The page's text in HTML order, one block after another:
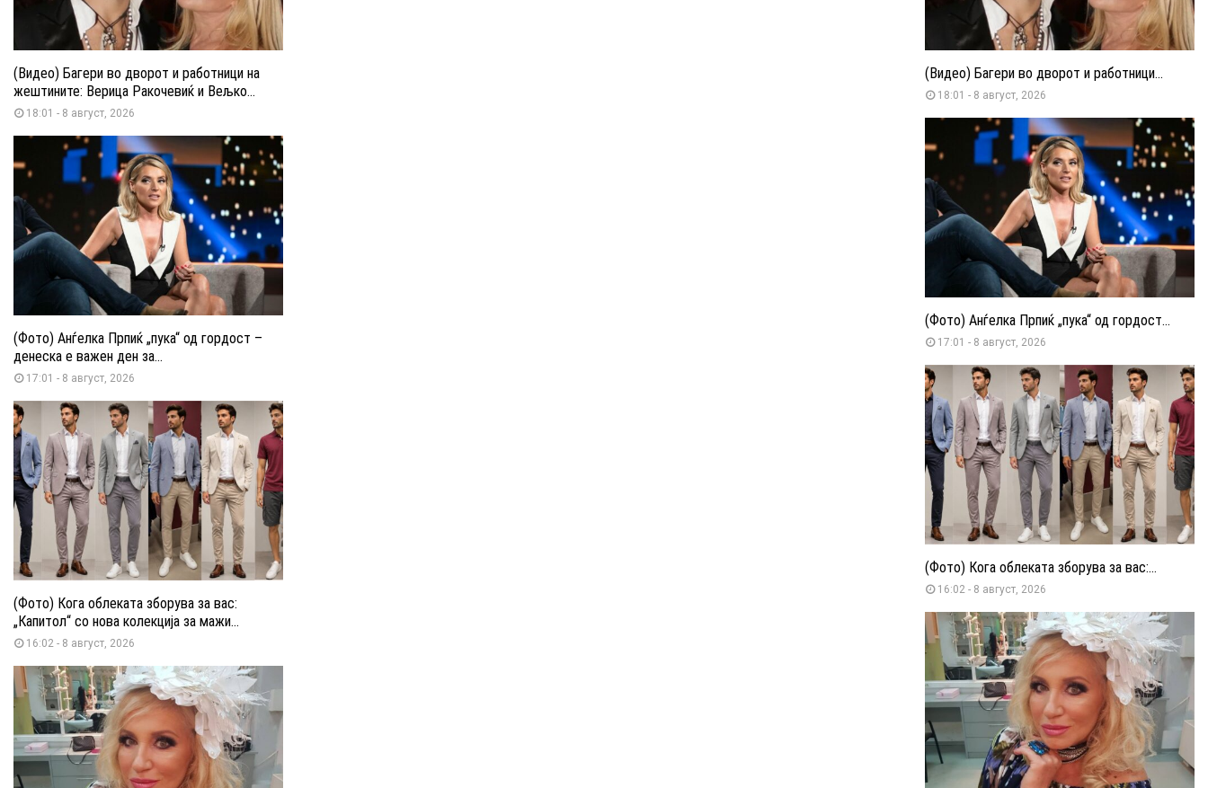
(Видео) Багери во дворот и работници на
жештините: Верица Ракочевиќ и Вељко...
18:01 - 8 август, 2026
(Фото) Анѓелка Прпиќ „пука“ од гордост –
денеска е важен ден за...
17:01 - 8 август, 2026
(Фото) Кога облеката зборува за вас:
„Капитол“ со нова колекција за мажи...
16:02 - 8 август, 2026
(Видео) Багери во дворот и работници...
18:01 - 8 август, 2026
(Фото) Анѓелка Прпиќ „пука“ од гордост...
17:01 - 8 август, 2026
(Фото) Кога облеката зборува за вас:...
16:02 - 8 август, 2026